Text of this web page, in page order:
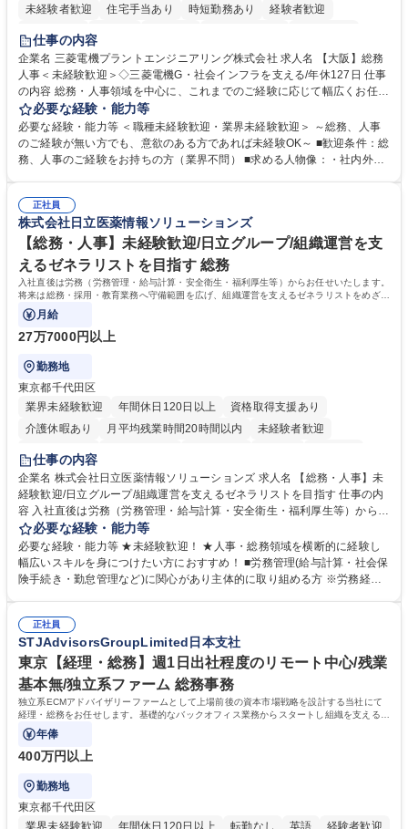
未経験者歓迎
住宅手当あり 時短勤務あり
経験者歓迎
退職金あり
駅近5分以内
土日祝休み 服装自由 寮・社宅あり 食事補助あり
仕事の内容
企業名 三菱電機プラントエンジニアリング株式会社 求人名 【大阪】総務
人事＜未経験歓迎＞◇三菱電機G・社会インフラを支える/年休127日 仕事
の内容 総務・人事領域を中心に、これまでのご経験に応じて幅広くお任せ
します。 ＜具体的には＞ ・総務/人事労務（給与・社保・勤怠管理など）
・採用・教育研修 ・福利厚生運用 など ※基本的には事務所勤務ですが、
採用や教育等の業務内容により、関西圏以外への日帰り・宿泊を伴う国内
出張もございます。 ※担当業務を持ちつつ、お互いに助け合いながら、総
必要な経験・能力等
必要な経験・能力等 ＜職種未経験歓迎・業界未経験歓迎＞ ～総務、人事
のご経験が無い方でも、意欲のある方であれば未経験OK～ ■歓迎条件：総
務、人事のご経験をお持ちの方（業界不問） ■求める人物像：・社内外の
正社員
株式会社日立医薬情報ソリューションズ
【総務・人事】未経験歓迎/日立グループ/組織運営を支
えるゼネラリストを目指す 総務
入社直後は労務（労務管理・給与計算・安全衛生・福利厚生等）からお任せいたします。
将来は総務・採用・教育業務へ守備範囲を広げ、組織運営を支えるゼネラリストをめざせ
ます。
月給
27万7000円以上
勤務地
東京都千代田区
業界未経験歓迎
年間休日120日以上
資格取得支援あり
介護休暇あり
月平均残業時間20時間以内
未経験者歓迎
住宅手当あり
育休あり
完全週休2日制 交通費支給 土日祝休み 寮・社宅あり
仕事の内容
企業名 株式会社日立医薬情報ソリューションズ 求人名 【総務・人事】未
経験歓迎/日立グループ/組織運営を支えるゼネラリストを目指す 仕事の内
容 入社直後は労務（労務管理・給与計算・安全衛生・福利厚生等）からお
任せいたします。将来は総務・採用・教育業務へ守備範囲を広げ、組織運
営を支えるゼネラリストをめざせます。 ・初期業務：労働時間管理、給与
計算、社会保険対応、福利厚生管理、安全衛生、健康経営推進等をお任せ
します。ご経験に応じて、休職者管理など、幅広く経験を積んでいただき
幅広く経験を積みたい意欲がある方に最適な環境です。 募集職種 【総
務・人事】未経験歓迎/日立グループ/組織運営を支えるゼネラリストを目
指す
必要な経験・能力等
必要な経験・能力等 ★未経験歓迎！ ★人事・総務領域を横断的に経験し
幅広いスキルを身につけたい方におすすめ！ ■労務管理(給与計算・社会保
険手続き・勤怠管理など)に関心があり主体的に取り組める方 ※労務経験
のご経験 ■労務管理（給与計算・社会保険手続き・勤怠管理など）の経験
■衛生管理者の資格をお持ちの方 学歴・資格 学歴：大学院 大学 高専 短大
専修学校 高校 語学力： 資格：
正社員
STJAdvisorsGroupLimited日本支社
東京【経理・総務】週1日出社程度のリモート中心/残業
基本無/独立系ファーム 総務事務
独立系ECMアドバイザリーファームとして上場前後の資本市場戦略を設計する当社にて
経理・総務をお任せします。基礎的なバックオフィス業務からスタートし組織を支える専
任担当として広く活躍できる環境です。
年俸
400万円以上
勤務地
東京都千代田区
業界未経験歓迎
年間休日120日以上 転勤なし 英語 経験者歓迎